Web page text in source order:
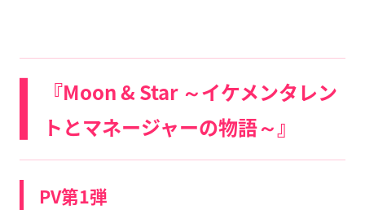
『Moon & Star ～イケメンタレン
トとマネージャーの物語～』
PV第1弾